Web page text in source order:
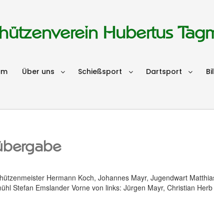
Hubertus
Über uns Schießsport Dartsport
Hermann Koch, Johannes Mayr, Jugendwart
Stefan Emslander Vorne von links: Jürgen Mayr, Christian Herb